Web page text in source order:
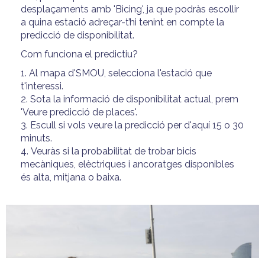
desplaçaments amb 'Bicing', ja que podràs escollir
a quina estació adreçar-t’hi tenint en compte la
predicció de disponibilitat.
Com funciona el predictiu?
1. Al mapa d'SMOU, selecciona l'estació que
t'interessi.
2. Sota la informació de disponibilitat actual, prem
'Veure predicció de places'.
3. Escull si vols veure la predicció per d'aquí 15 o 30
minuts.
4. Veuràs si la probabilitat de trobar bicis
mecàniques, elèctriques i ancoratges disponibles
és alta, mitjana o baixa.